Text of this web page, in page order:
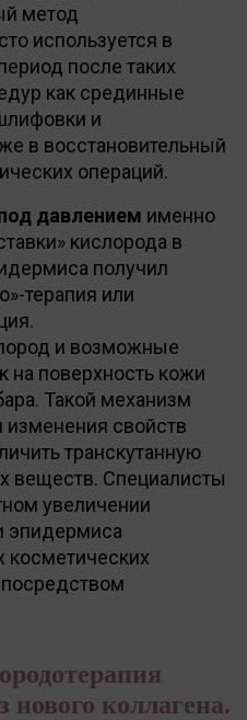
метод
используется в
после таких
как срединные
и
в восстановительный
операций.
давлением именно
кислорода в
получил
терапия или
и возможные
на поверхность кожи
Такой механизм
изменения свойств
транскутанную
веществ. Специалисты
увеличении
эпидермиса
косметических
нового коллагена.